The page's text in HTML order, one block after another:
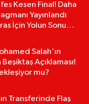
Kesen Final! Daha
Yayınlandı
İçin Yolun Sonu
Salah'ın
Açıklaması!
mu?
Transferinde Flaş